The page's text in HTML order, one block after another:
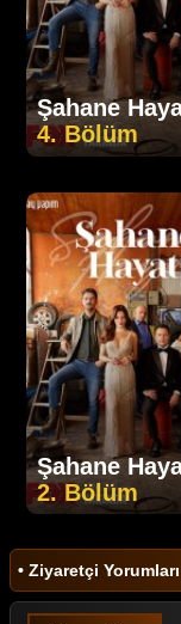
Şahane
4. Bölüm
Şahane
2. Bölüm
• Ziyaretçi Yorumları